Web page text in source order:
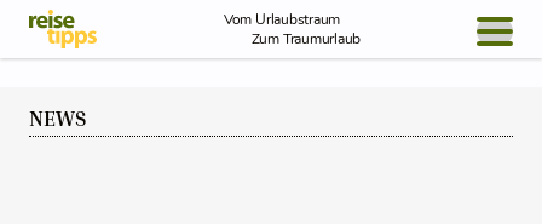
Skip to Content
Vom Urlaubstraum
Zum Traumurlaub
NEWS